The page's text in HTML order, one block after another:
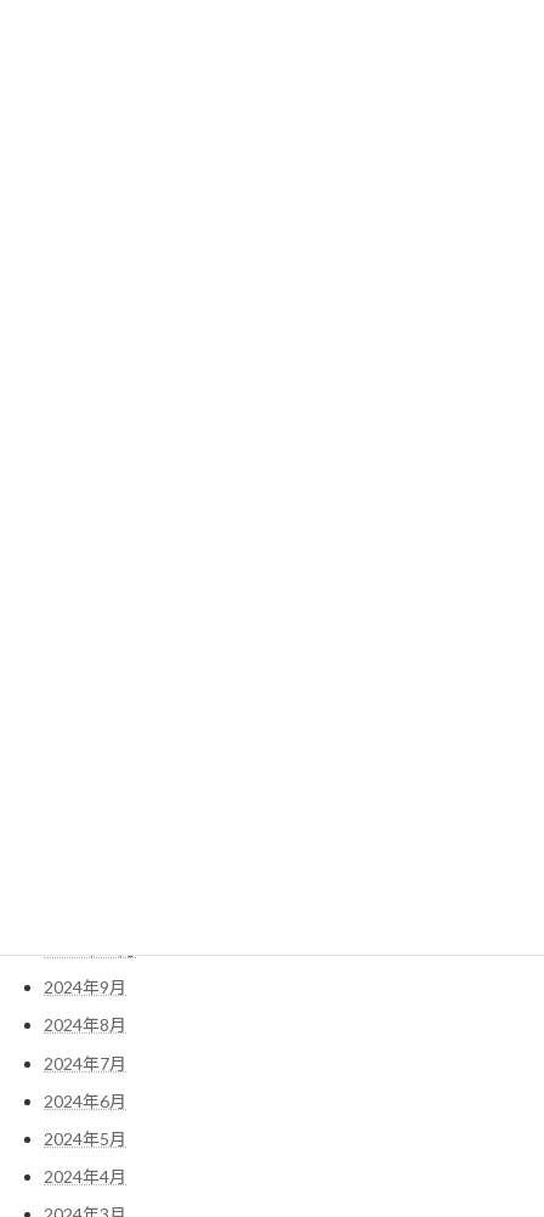
2024年9月
2024年8月
2024年7月
2024年6月
2024年5月
2024年4月